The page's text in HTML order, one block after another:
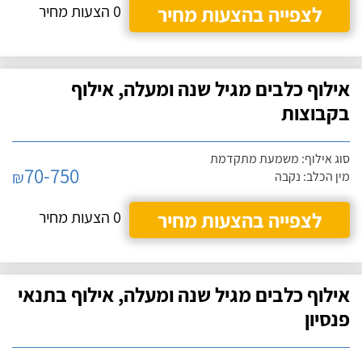
לצפייה בהצעות מחיר
0 הצעות מחיר
אילוף כלבים מגיל שנה ומעלה, אילוף
בקבוצות
סוג אילוף: משמעת מתקדמת
מין הכלב: נקבה
₪70-750
לצפייה בהצעות מחיר
0 הצעות מחיר
אילוף כלבים מגיל שנה ומעלה, אילוף בתנאי
פנסיון